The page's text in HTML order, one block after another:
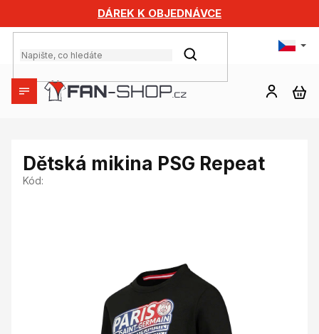
obsah
DÁREK K OBJEDNÁVCE
HLEDAT
Dětská mikina PSG Repeat
Kód: